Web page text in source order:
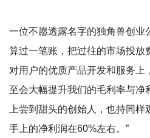
一位不愿透露名字的独角兽创业
算过一笔账，把过往的市场投放
对用户的优质产品开发和服务上
至会大幅提升我们的毛利率与净
上尝到甜头的创始人，也持同
手上的净利润在60%左右。”